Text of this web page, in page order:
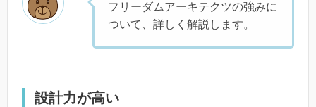
フリーダムアーキテクツの強みに
ついて、詳しく解説します。
設計力が高い